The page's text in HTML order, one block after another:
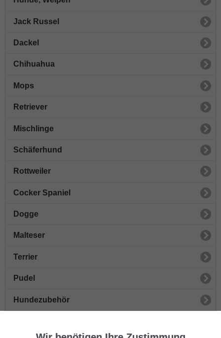
Jack Russel
Dackel
Chihuahua
Mops
Retriever
Mischlinge
Schäferhund
Rottweiler
Cocker Spaniel
Dogge
Malteser
Terrier
Pudel
Hundezubehör